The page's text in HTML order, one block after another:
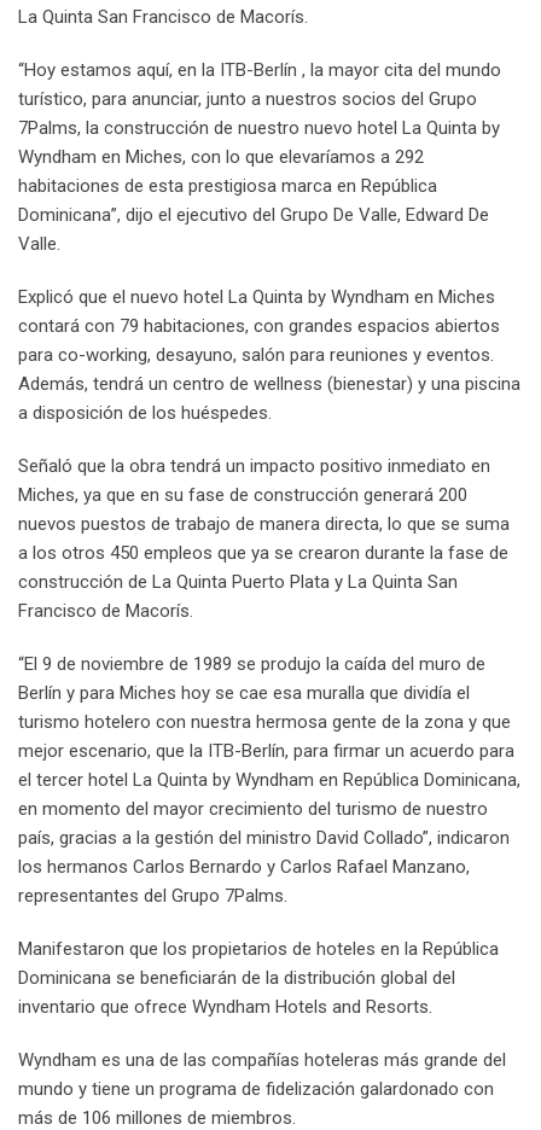
La Quinta San Francisco de Macorís.
“Hoy estamos aquí, en la ITB-Berlín , la mayor cita del mundo
turístico, para anunciar, junto a nuestros socios del Grupo
7Palms, la construcción de nuestro nuevo hotel La Quinta by
Wyndham en Miches, con lo que elevaríamos a 292
habitaciones de esta prestigiosa marca en República
Dominicana”, dijo el ejecutivo del Grupo De Valle, Edward De
Valle.
Explicó que el nuevo hotel La Quinta by Wyndham en Miches
contará con 79 habitaciones, con grandes espacios abiertos
para co-working, desayuno, salón para reuniones y eventos.
Además, tendrá un centro de wellness (bienestar) y una piscina
a disposición de los huéspedes.
Señaló que la obra tendrá un impacto positivo inmediato en
Miches, ya que en su fase de construcción generará 200
nuevos puestos de trabajo de manera directa, lo que se suma
a los otros 450 empleos que ya se crearon durante la fase de
construcción de La Quinta Puerto Plata y La Quinta San
Francisco de Macorís.
“El 9 de noviembre de 1989 se produjo la caída del muro de
Berlín y para Miches hoy se cae esa muralla que dividía el
turismo hotelero con nuestra hermosa gente de la zona y que
mejor escenario, que la ITB-Berlín, para firmar un acuerdo para
el tercer hotel La Quinta by Wyndham en República Dominicana,
en momento del mayor crecimiento del turismo de nuestro
país, gracias a la gestión del ministro David Collado”, indicaron
los hermanos Carlos Bernardo y Carlos Rafael Manzano,
representantes del Grupo 7Palms.
Manifestaron que los propietarios de hoteles en la República
Dominicana se beneficiarán de la distribución global del
inventario que ofrece Wyndham Hotels and Resorts.
Wyndham es una de las compañías hoteleras más grande del
mundo y tiene un programa de fidelización galardonado con
más de 106 millones de miembros.